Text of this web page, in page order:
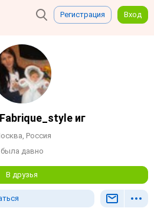
Регистрация Вход
иг
Россия
была давно
В друзья